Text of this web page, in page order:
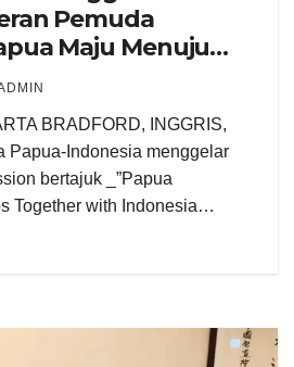
Pemuda
Maju Menuju
2045
BRADFORD, INGGRIS,
Papua-Indonesia menggelar
bertajuk _”Papua
Together with Indonesia…